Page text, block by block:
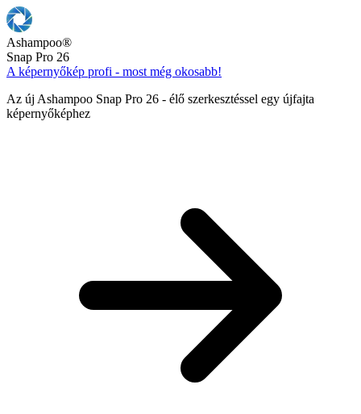
Ashampoo®
Snap Pro 26
A képernyőkép profi - most még okosabb!
Az új Ashampoo Snap Pro 26 - élő szerkesztéssel egy újfajta
képernyőképhez